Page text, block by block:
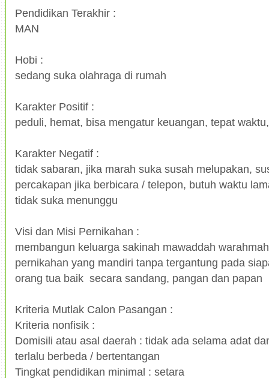
Pendidikan Terakhir :
MAN
Hobi :
sedang suka olahraga di rumah
Karakter Positif :
peduli, hemat, bisa mengatur keuangan, tepat
Karakter Negatif :
tidak sabaran, jika marah suka susah melupakan,
percakapan jika berbicara / telepon, butuh waktu
tidak suka menunggu
Visi dan Misi Pernikahan :
membangun keluarga sakinah mawaddah
pernikahan yang mandiri tanpa tergantung pada
orang tua baik secara sandang, pangan dan papan
Kriteria Mutlak Calon Pasangan :
Kriteria nonfisik :
Domisili atau asal daerah : tidak ada selama adat
terlalu berbeda / bertentangan
Tingkat pendidikan minimal : setara